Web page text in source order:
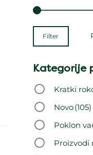
Filter
Kategorije
Kratki
Novo(105)
Poklon
Proizvodi